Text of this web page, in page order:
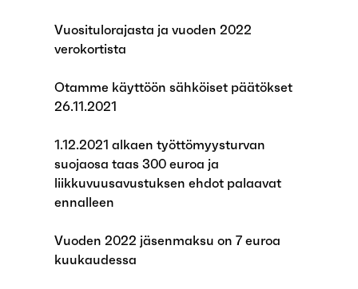
Vuositulorajasta ja vuoden 2022
verokortista
Otamme käyttöön sähköiset päätökset
26.11.2021
1.12.2021 alkaen työttömyysturvan
suojaosa taas 300 euroa ja
liikkuvuusavustuksen ehdot palaavat
ennalleen
Vuoden 2022 jäsenmaksu on 7 euroa
kuukaudessa